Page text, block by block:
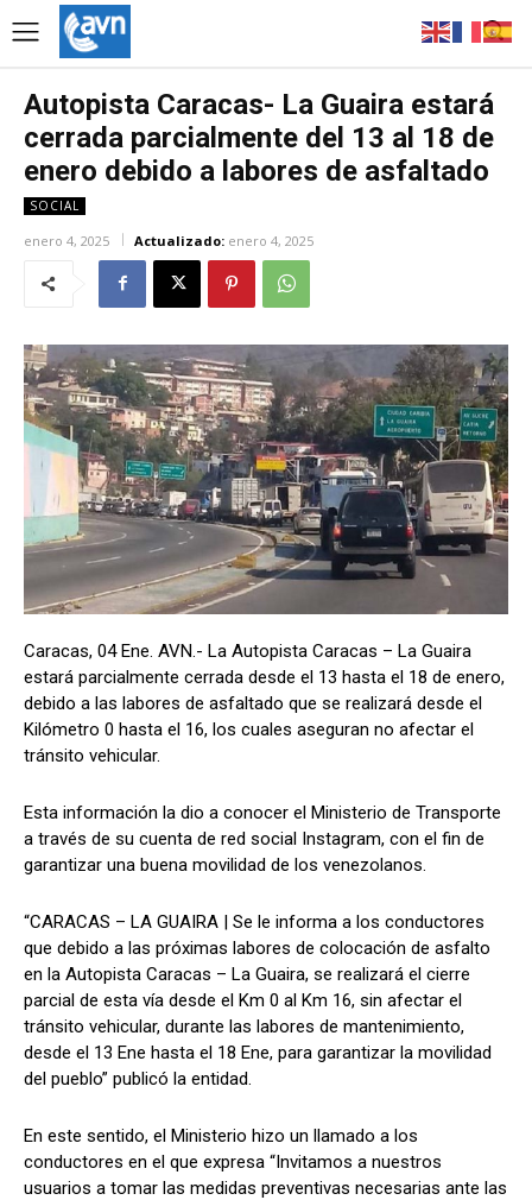
Autopista Caracas- La Guaira estará
cerrada parcialmente del 13 al 18 de
enero debido a labores de asfaltado
SOCIAL
enero 4, 2025 Actualizado: enero 4, 2025
Caracas, 04 Ene. AVN.- La Autopista Caracas – La Guaira
estará parcialmente cerrada desde el 13 hasta el 18 de enero,
debido a las labores de asfaltado que se realizará desde el
Kilómetro 0 hasta el 16, los cuales aseguran no afectar el
tránsito vehicular.
Esta información la dio a conocer el Ministerio de Transporte
a través de su cuenta de red social Instagram, con el fin de
garantizar una buena movilidad de los venezolanos.
“CARACAS – LA GUAIRA | Se le informa a los conductores
que debido a las próximas labores de colocación de asfalto
en la Autopista Caracas – La Guaira, se realizará el cierre
parcial de esta vía desde el Km 0 al Km 16, sin afectar el
tránsito vehicular, durante las labores de mantenimiento,
desde el 13 Ene hasta el 18 Ene, para garantizar la movilidad
del pueblo” publicó la entidad.
En este sentido, el Ministerio hizo un llamado a los
conductores en el que expresa “Invitamos a nuestros
usuarios a tomar las medidas preventivas necesarias ante las